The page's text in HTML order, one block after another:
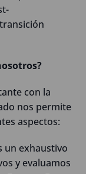
con la
nos permite
aspectos:
un exhaustivo
y evaluamos